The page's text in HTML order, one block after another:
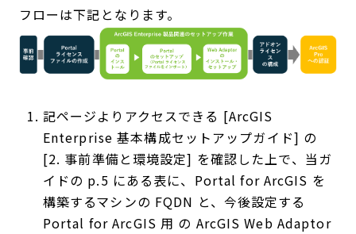
フローは下記となります。
記ページよりアクセスできる [ArcGIS
Enterprise 基本構成セットアップガイド] の
[2. 事前準備と環境設定] を確認した上で、当ガ
イドの p.5 にある表に、Portal for ArcGIS を
構築するマシンの FQDN と、今後設定する
Portal for ArcGIS 用 の ArcGIS Web Adaptor